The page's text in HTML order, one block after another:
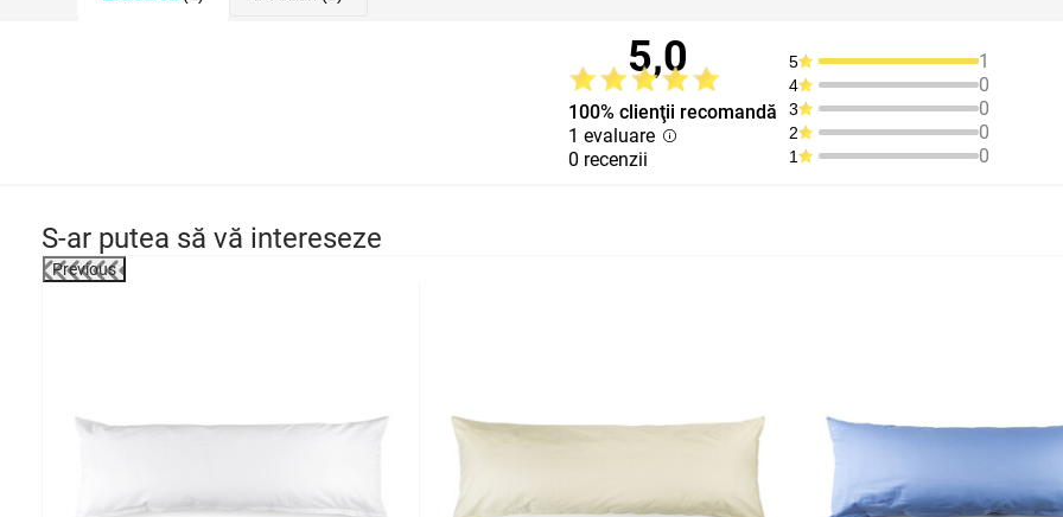
5,0
100% clienţii recomandă
1 evaluare
0 recenzii
5 1
4 0
3 0
2 0
1 0
S-ar putea să vă intereseze
Previous